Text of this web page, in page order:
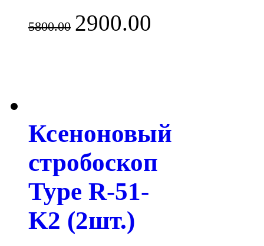
5800.00 2900.00
Ксеноновый
стробоскоп
Type R-51-
K2 (2шт.)